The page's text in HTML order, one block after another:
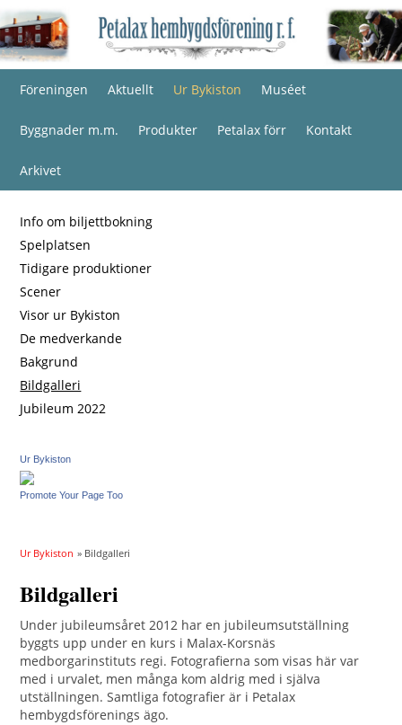
Föreningen Aktuellt Ur Bykiston Muséet
Byggnader m.m. Produkter Petalax förr Kontakt
Arkivet
Info om biljettbokning
Spelplatsen
Tidigare produktioner
Scener
Visor ur Bykiston
De medverkande
Bakgrund
Bildgalleri
Jubileum 2022
Ur Bykiston
Promote Your Page Too
Ur Bykiston » Bildgalleri
Bildgalleri
Under jubileumsåret 2012 har en jubileumsutställning
byggts upp under en kurs i Malax-Korsnäs
medborgarinstituts regi. Fotografierna som visas här var
med i urvalet, men många kom aldrig med i själva
utställningen. Samtliga fotografier är i Petalax
hembygdsförenings ägo.